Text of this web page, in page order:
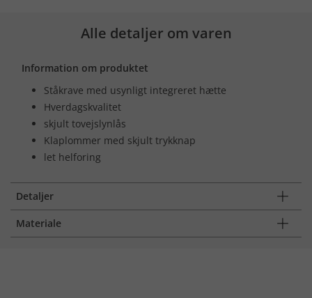
Alle detaljer om varen
Information om produktet
Ståkrave med usynligt integreret hætte
Hverdagskvalitet
skjult tovejslynlås
Klaplommer med skjult trykknap
let helforing
Detaljer
Materiale